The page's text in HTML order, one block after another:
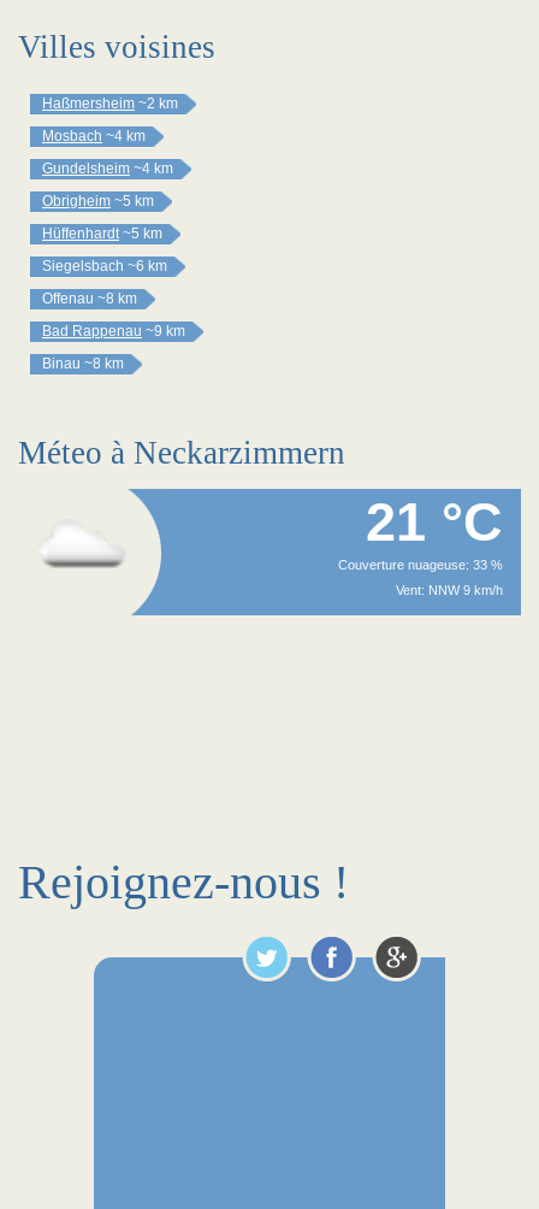
Villes voisines
Haßmersheim ~2 km
Mosbach ~4 km
Gundelsheim ~4 km
Obrigheim ~5 km
Hüffenhardt ~5 km
Siegelsbach ~6 km
Offenau ~8 km
Bad Rappenau ~9 km
Binau ~8 km
Méteo à Neckarzimmern
21 °C
Couverture nuageuse: 33 %
Vent: NNW 9 km/h
Rejoignez-nous !